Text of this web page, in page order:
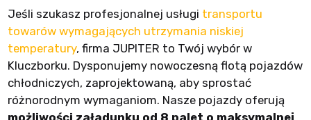
Jeśli szukasz profesjonalnej usługi transportu
towarów wymagających utrzymania niskiej
temperatury, firma JUPITER to Twój wybór w
Kluczborku. Dysponujemy nowoczesną flotą pojazdów
chłodniczych, zaprojektowaną, aby sprostać
różnorodnym wymaganiom. Nasze pojazdy oferują
możliwości załadunku od 8 palet o maksymalnej